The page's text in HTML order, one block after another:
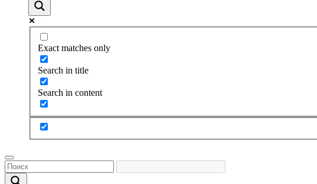
Exact matches only
Search in title
Search in content